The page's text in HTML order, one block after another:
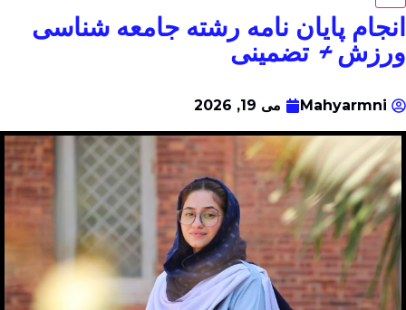
انجام پایان نامه رشته جامعه شناسی
ورزش + تضمینی
Mahyarmni می 19, 2026